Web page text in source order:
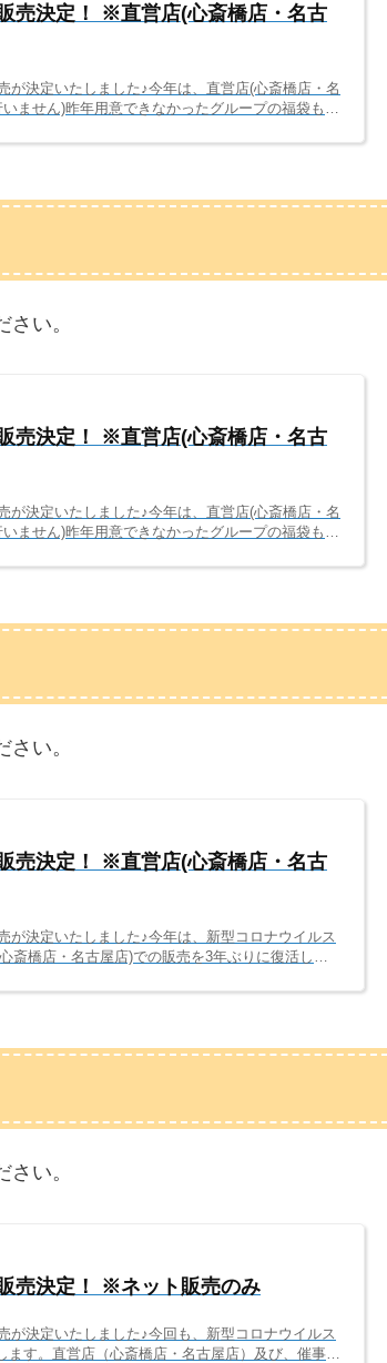
売決定！ ※直営店(心斎橋店・名古
が決定いたしました♪今年は、直営店(心斎橋店・名
ません)昨年用意できなかったグループの福袋も今
春福袋は、以下日程で販売いたします。店舗販売
い。
売決定！ ※直営店(心斎橋店・名古
が決定いたしました♪今年は、直営店(心斎橋店・名
ません)昨年用意できなかったグループの福袋も今
春福袋は、以下日程で販売いたします。店舗販売
い。
売決定！ ※直営店(心斎橋店・名古
が決定いたしました♪今年は、新型コロナウイルス
斎橋店・名古屋店)での販売を3年ぶりに復活しま
もらえるよう準備いたしましたので、ご来店心よ
い。
売決定！ ※ネット販売のみ
が決定いたしました♪今回も、新型コロナウイルス
す。直営店（心斎橋店・名古屋店）及び、催事会